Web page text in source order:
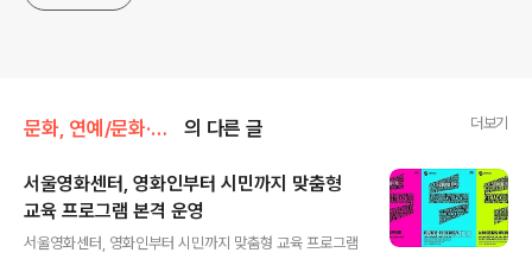
문화, 연예/문화·일반연애 의 다른 글 더보기
서울영화센터, 영화인부터 시민까지 맞춤형
교육 프로그램 본격 운영
서울영화센터, 영화인부터 시민까지 맞춤형 교육 프로그램